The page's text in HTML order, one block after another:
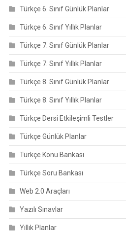
Türkçe 6. Sınıf Günlük Planlar
Türkçe 6. Sınıf Yıllık Planlar
Türkçe 7. Sınıf Günlük Planlar
Türkçe 7. Sınıf Yıllık Planlar
Türkçe 8. Sınıf Günlük Planlar
Türkçe 8. Sınıf Yıllık Planlar
Türkçe Dersi Etkileşimli Testler
Türkçe Günlük Planlar
Türkçe Konu Bankası
Türkçe Soru Bankası
Web 2.0 Araçları
Yazılı Sınavlar
Yıllık Planlar